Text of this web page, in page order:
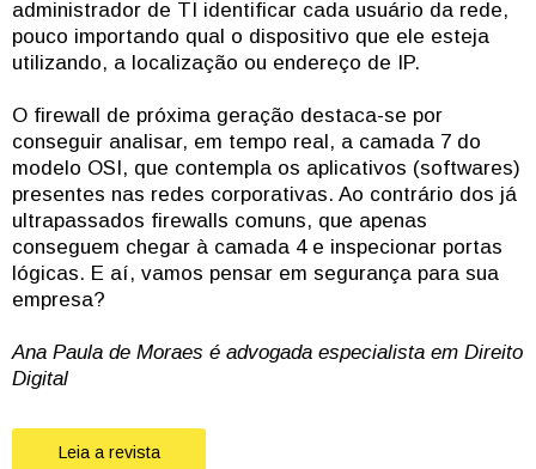
administrador de TI identificar cada usuário da rede,
pouco importando qual o dispositivo que ele esteja
utilizando, a localização ou endereço de IP.
O firewall de próxima geração destaca-se por
conseguir analisar, em tempo real, a camada 7 do
modelo OSI, que contempla os aplicativos (softwares)
presentes nas redes corporativas. Ao contrário dos já
ultrapassados firewalls comuns, que apenas
conseguem chegar à camada 4 e inspecionar portas
lógicas. E aí, vamos pensar em segurança para sua
empresa?
Ana Paula de Moraes é advogada especialista em Direito
Digital
Leia a revista